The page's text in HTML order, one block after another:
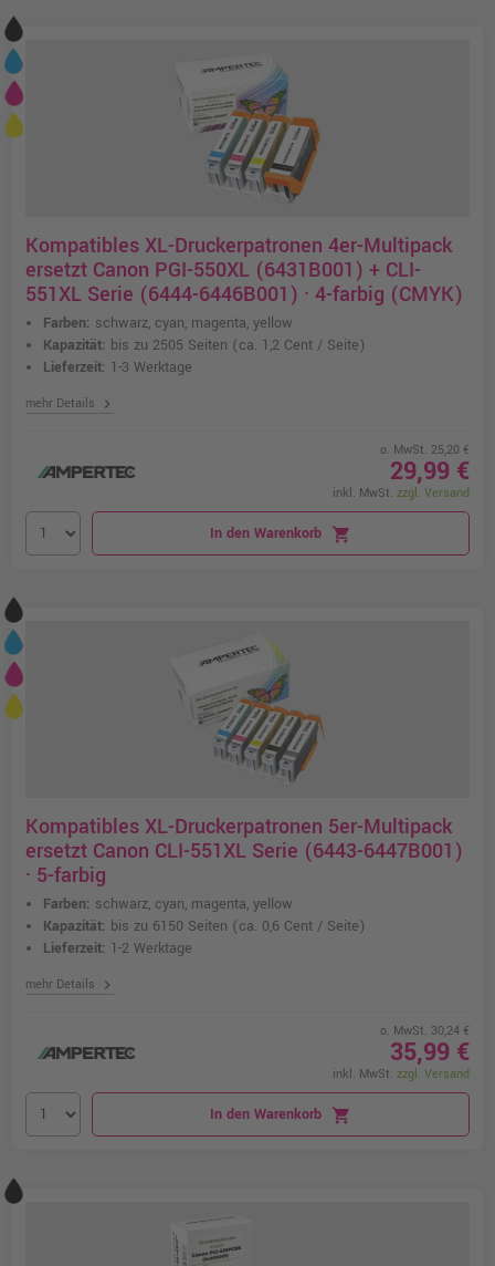
Kompatibles XL-Druckerpatronen 4er-Multipack
ersetzt Canon PGI-550XL (6431B001) + CLI-
551XL Serie (6444-6446B001) · 4-farbig (CMYK)
Farben: schwarz, cyan, magenta, yellow
Kapazität: bis zu 2505 Seiten (ca. 1,2 Cent / Seite)
Lieferzeit: 1-3 Werktage
mehr Details chevron_right
o. MwSt. 25,20 €
29,99 €
inkl. MwSt. zzgl. Versand
In den Warenkorb shopping_cart
Kompatibles XL-Druckerpatronen 5er-Multipack
ersetzt Canon CLI-551XL Serie (6443-6447B001)
· 5-farbig
Farben: schwarz, cyan, magenta, yellow
Kapazität: bis zu 6150 Seiten (ca. 0,6 Cent / Seite)
Lieferzeit: 1-2 Werktage
mehr Details chevron_right
o. MwSt. 30,24 €
35,99 €
inkl. MwSt. zzgl. Versand
In den Warenkorb shopping_cart